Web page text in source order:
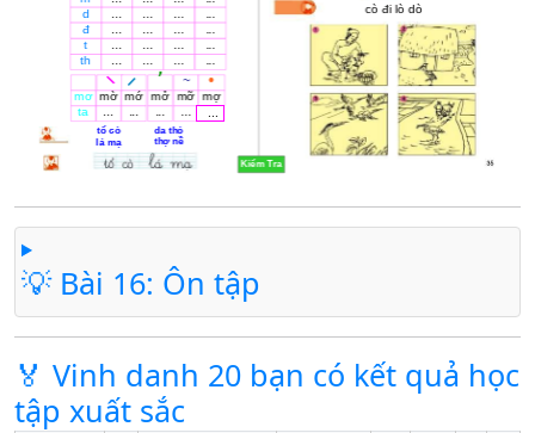
💡 Bài 16: Ôn tập
🏅 Vinh danh 20 bạn có kết quả học
tập xuất sắc